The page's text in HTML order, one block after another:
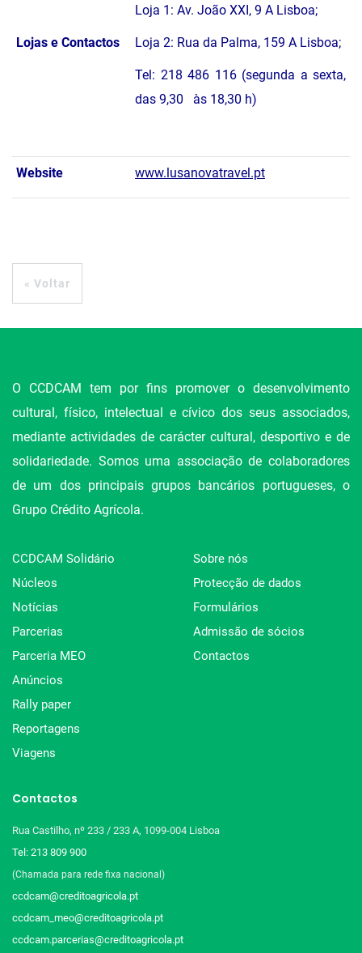
Lojas e Contactos
Loja 1: Av. João XXI, 9 A Lisboa;
Loja 2: Rua da Palma, 159 A Lisboa;
Tel: 218 486 116 (segunda a sexta,
das 9,30 às 18,30 h)
Website www.lusanovatravel.pt
« Voltar
O CCDCAM tem por fins promover o desenvolvimento
cultural, físico, intelectual e cívico dos seus associados,
mediante actividades de carácter cultural, desportivo e de
solidariedade. Somos uma associação de colaboradores
de um dos principais grupos bancários portugueses, o
Grupo Crédito Agrícola.
CCDCAM Solidário
Núcleos
Notícias
Parcerias
Parceria MEO
Anúncios
Rally paper
Reportagens
Viagens
Sobre nós
Protecção de dados
Formulários
Admissão de sócios
Contactos
Contactos
Rua Castilho, nº 233 / 233 A, 1099-004 Lisboa
Tel: 213 809 900
(Chamada para rede fixa nacional)
ccdcam@creditoagricola.pt
ccdcam_meo@creditoagricola.pt
ccdcam.parcerias@creditoagricola.pt